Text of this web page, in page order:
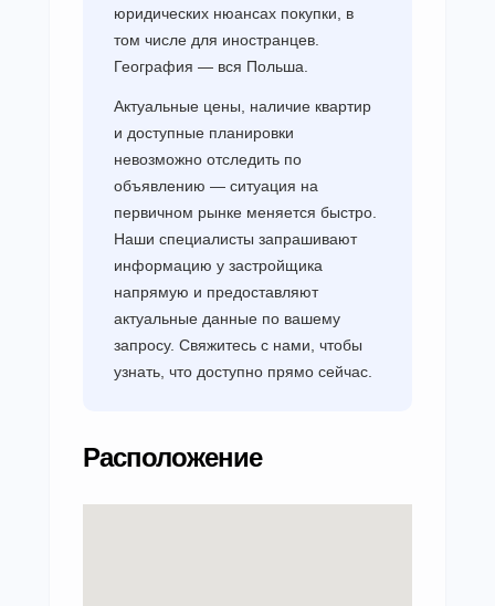
юридических нюансах покупки, в
том числе для иностранцев.
География — вся Польша.
Актуальные цены, наличие квартир
и доступные планировки
невозможно отследить по
объявлению — ситуация на
первичном рынке меняется быстро.
Наши специалисты запрашивают
информацию у застройщика
напрямую и предоставляют
актуальные данные по вашему
запросу. Свяжитесь с нами, чтобы
узнать, что доступно прямо сейчас.
Расположение